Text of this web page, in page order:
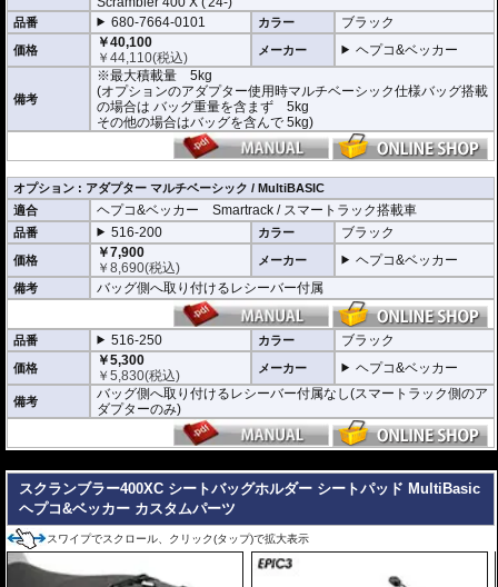
常使いと本格的なツーリングシーンを瞬時
に切り替えることができます。
ケースとホルダーセットになったお得な
ット商品をご用意しております。
さらに、オプションの「マルチベーシック
/ MultiBASIC」アダプターでソフトバッグ
「Street Daypack 3.0」 などの
シック仕様のバッグが取り付け可能。
MultiBASICは独自のメカニカルロックによ
解除用のひもを引くだけ。
動画のように簡単に取り外しができるの
で、目的地での荷物の持ち運びが驚くほど
楽になります。
また、タンクバッグと同様にバッグの開閉
ロック
やバッグの持ち去り防止キット
などのセキュリティーオプションも利用
可能。
オプションのMultiBasicはバッグ側に取り付けるレシーバーの付属のありなし
MultiBasic仕様のバッグの搭載にはバッグ側にレシーバーの取付が必要ですの
で、下記使用例を参考に必要なアダプターを確認してください。(クリックで展
開します)
使用例1:リアバッグのみ使用の場合
使用例2:タンクバッグ・リアバッグ兼用使用の場合
使用例3:2つのバッグをタンク・リアで使用の場合
品番 680-7664-0101 カラー ブラック
価格
￥40,100
￥44,110(税込) メーカー ヘプコ&ベッカー
備考
※最大積載量 5kg
(オプションのアダプター使用時マルチベーシック仕様バッグ搭載
の場合は バッグ重量を含まず 5kg
その他の場合はバッグを含んで 5kg)
オプション : アダプター マルチベーシック / MultiBASIC
適合
ヘプコ&ベッカー Smartrack / スマートラック搭載車
品番 516-200 カラー ブラック
価格
￥7,900
￥8,690(税込) メーカー ヘプコ&ベッカー
備考 バッグ側へ取り付けるレシーバー付属
品番 516-250 カラー ブラック
価格
￥5,300
￥5,830(税込) メーカー ヘプコ&ベッカー
備考
バッグ側へ取り付けるレシーバー付属なし(スマートラック側のア
ダプターのみ)
スクランブラー400XC シートバッグホルダー シートパッド MultiBasic
ヘプコ&ベッカー カスタムパーツ
スワイプでスクロール、クリック(タップ)で拡大表示